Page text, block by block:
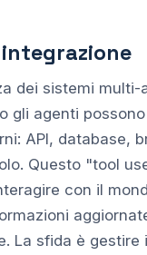
integrazione
dei sistemi multi-
gli agenti
API, database,
Questo "tool
con il
La sfida è gestire